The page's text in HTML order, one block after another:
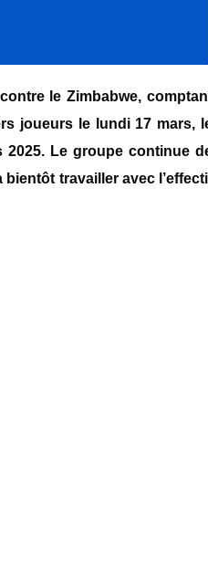
le Zimbabwe,
joueurs le lundi 17 mars,
2025. Le groupe continue
travailler avec